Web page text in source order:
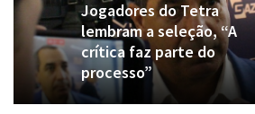
Jogadores do Tetra
lembram a seleção, “A
crítica faz parte do
processo”